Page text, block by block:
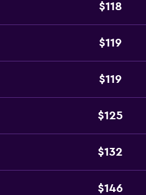
$118
$119
$119
$125
$132
$146